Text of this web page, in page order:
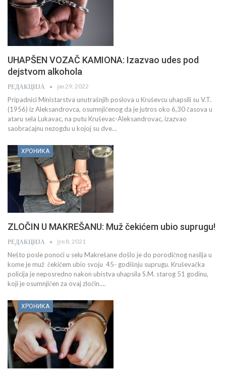
UHAPŠEN VOZAČ KAMIONA: Izazvao udes pod
dejstvom alkohola
РЕДАКЦИЈА јан 29, 2022
Pripadnici Ministarstva unutrašnjih poslova u Kruševcu uhapsili su V.T.
(1956) iz Aleksandrovca, osumnjičenog da je jutros oko 6,30 časova u
ataru sela Lukavac, na putu Kruševac-Aleksandrovac, izazvao
saobraćajnu nezogdu u kojoj su dve…
ХРОНИКА
ZLOČIN U MAKREŠANU: Muž čekićem ubio suprugu!
РЕДАКЦИЈА јун 8, 2021
Nešto posle ponoći u selu Makrešane došlo je do porodičnog nasilja u
kome je muž čekićem ubio svoju 45- godišnju suprugu. Kruševačka
policija je neposredno nakon ubistva uhapsila S.M. starog 51 godinu,
koji je osumnjičen za ovaj zločin.…
ХРОНИКА